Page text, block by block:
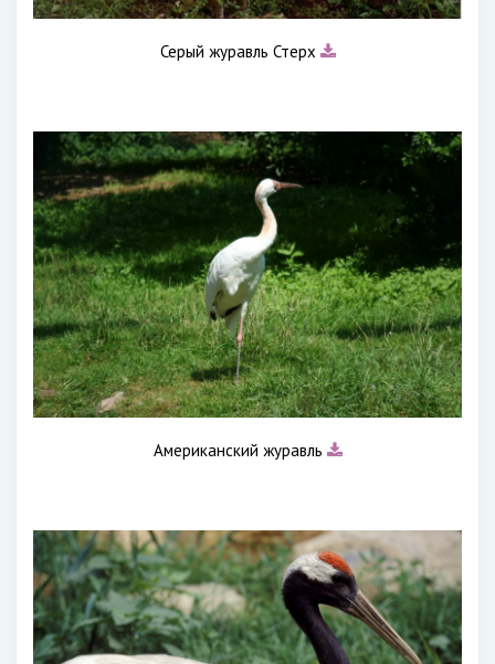
Серый журавль Стерх
Американский журавль